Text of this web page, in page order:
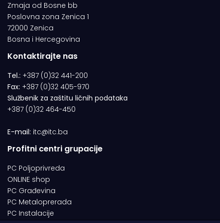
Zmaja od Bosne bb
Poslovna zona Zenica 1
72000 Zenica
Bosna i Hercegovina
Kontaktirajte nas
Tel.: +387 (0)32 441-200
Fax: +387 (0)32 405-970
Službenik za zaštitu ličnih podataka
+387 (0)32 464-450
E-mail: itc@itc.ba
Profitni centri grupacije
PC Poljoprivreda
ONLINE shop
PC Građevina
PC Metaloprerada
PC Instalacije